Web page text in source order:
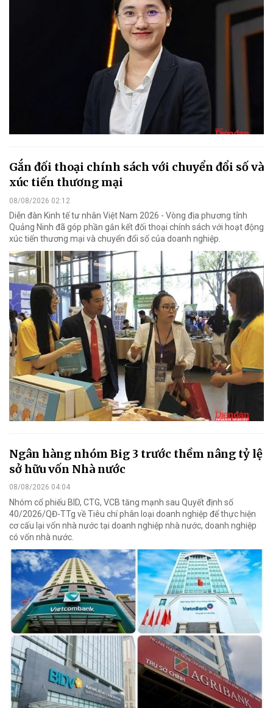
Gắn đối thoại chính sách với chuyển đổi số và
xúc tiến thương mại
08/08/2026 02:12
Diễn đàn Kinh tế tư nhân Việt Nam 2026 - Vòng địa phương tỉnh
Quảng Ninh đã góp phần gắn kết đối thoại chính sách với hoạt động
xúc tiến thương mại và chuyển đổi số của doanh nghiệp.
Ngân hàng nhóm Big 3 trước thềm nâng tỷ lệ
sở hữu vốn Nhà nước
08/08/2026 04:04
Nhóm cổ phiếu BID, CTG, VCB tăng mạnh sau Quyết định số
40/2026/QĐ-TTg về Tiêu chí phân loại doanh nghiệp để thực hiện
cơ cấu lại vốn nhà nước tại doanh nghiệp nhà nước, doanh nghiệp
có vốn nhà nước.